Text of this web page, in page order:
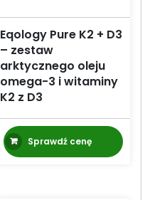
Eqology Pure K2 + D3
– zestaw
arktycznego oleju
omega-3 i witaminy
K2 z D3
Sprawdź cenę